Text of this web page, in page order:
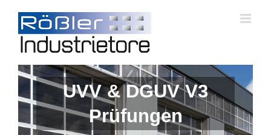
content
UVV & DGUV V3
Prüfungen